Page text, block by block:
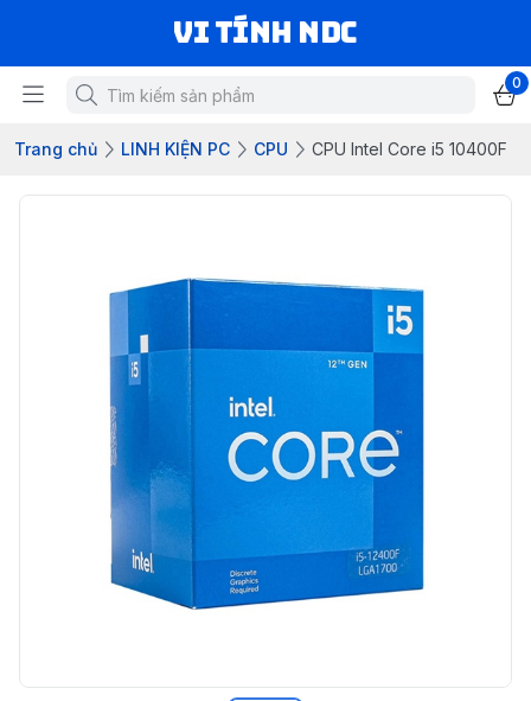
VI TÍNH NDC
0
Trang chủ LINH KIỆN PC CPU CPU Intel Core i5 10400F